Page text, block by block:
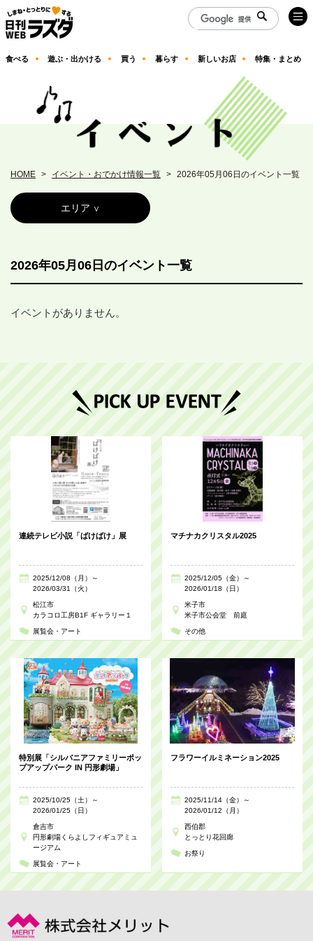
食べる 遊ぶ・出かける 買う 暮らす 新しいお店 特集・まとめ
HOME イベント・おでかけ情報一覧 2026年05月06日のイベント一覧
エリア
2026年05月06日のイベント一覧
イベントがありません。
連続テレビ小説「ばけばけ」展
2025/12/08（月）～
2026/03/31（火）
松江市
カラコロ工房B1F ギャラリー１
展覧会・アート
マチナカクリスタル2025
2025/12/05（金）～
2026/01/18（日）
米子市
米子市公会堂 前庭
その他
特別展「シルバニアファミリーポッ
プアップパーク IN 円形劇場」
2025/10/25（土）～
2026/01/25（日）
倉吉市
円形劇場くらよしフィギュアミュ
ージアム
展覧会・アート
フラワーイルミネーション2025
2025/11/14（金）～
2026/01/12（月）
西伯郡
とっとり花回廊
お祭り